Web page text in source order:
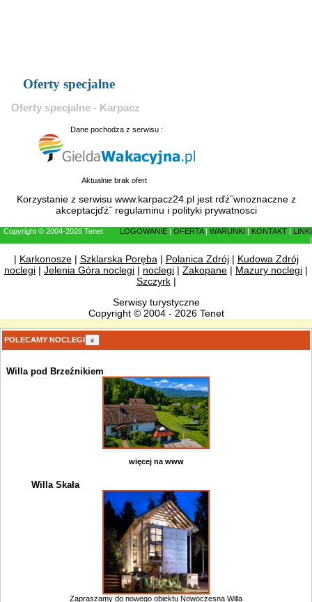
Oferty specjalne
Oferty specjalne - Karpacz
Dane pochodza z serwisu :
Aktualnie brak ofert
Korzystanie z serwisu www.karpacz24.pl jest rďż˝wnoznaczne z
akceptacjďż˝ regulaminu i polityki prywatnosci
Copyright © 2004-2026 Tenet LOGOWANIE OFERTA| WARUNKI KONTAKT
LINKI
| Karkonosze| Szklarska Poręba| Polanica Zdrój| Kudowa Zdrój
noclegi | Jelenia Góra noclegi | noclegi | Zakopane | Mazury noclegi |
Szczyrk|
Serwisy turystyczne
Copyright © 2004 - 2026 Tenet
POLECAMY NOCLEGI x
Willa pod Brzeźnikiem
więcej na www
Willa Skała
Zapraszamy do nowego obiektu Nowoczesna Willa